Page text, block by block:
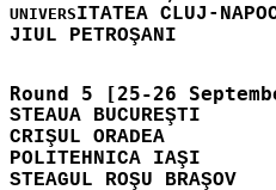
UNIVERSITATEA CLUJ-
STEAUA
CRIŞUL ORADEA
POLITEHNICA IAŞI